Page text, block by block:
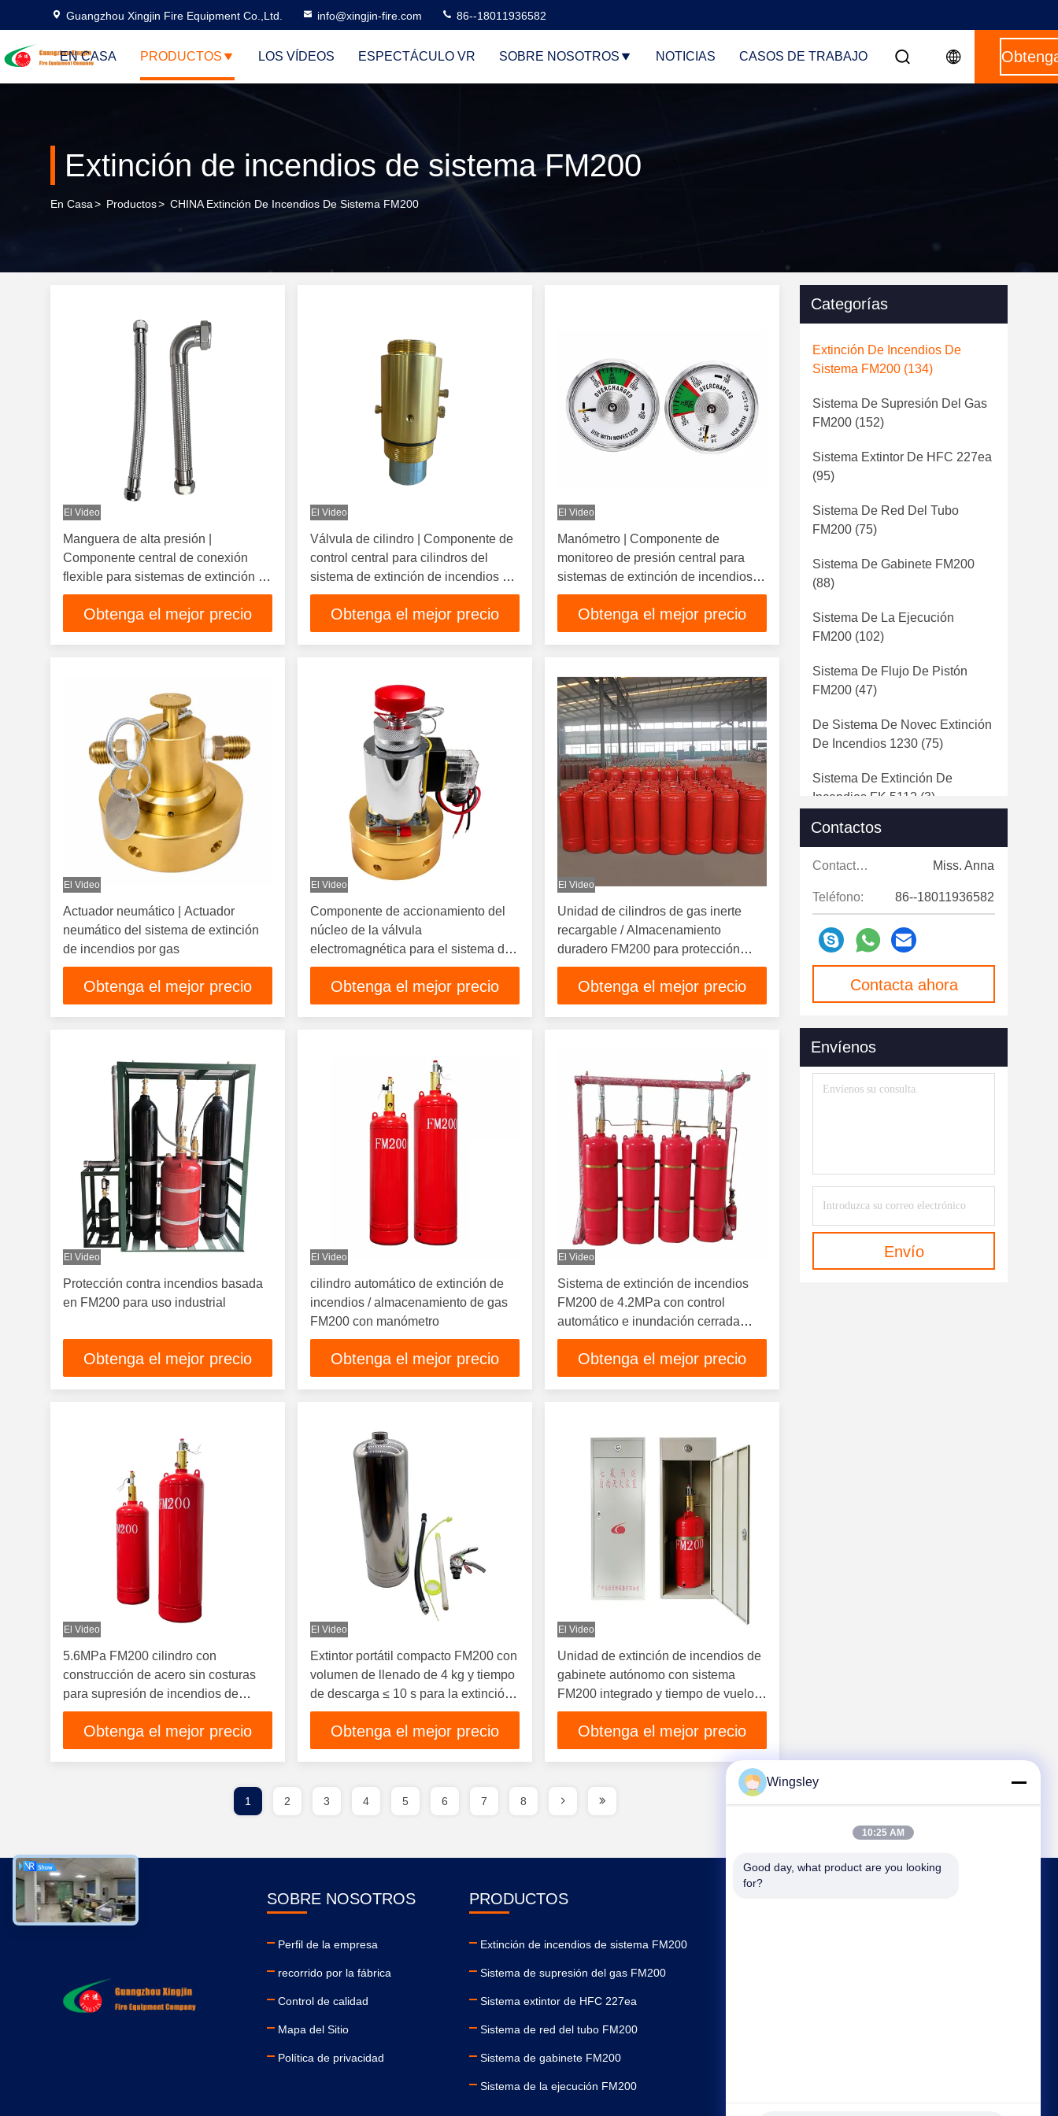
Guangzhou Xingjin Fire Equipment Co.,Ltd. info@xingjin-fire.com 86--18011936582
EN CASA PRODUCTOS LOS VÍDEOS ESPECTÁCULO VR SOBRE NOSOTROS NOTICIAS CASOS DE TRABAJO
Extinción de incendios de sistema FM200
En Casa> Productos> CHINA Extinción De Incendios De Sistema FM200
El Video
Manguera de alta presión |
Componente central de conexión
flexible para sistemas de extinción de
incendios por gas
Obtenga el mejor precio
El Video
Válvula de cilindro | Componente de
control central para cilindros del
sistema de extinción de incendios a
gas
Obtenga el mejor precio
El Video
Manómetro | Componente de
monitoreo de presión central para
sistemas de extinción de incendios
por gas
Obtenga el mejor precio
El Video
Actuador neumático | Actuador
neumático del sistema de extinción
de incendios por gas
Obtenga el mejor precio
El Video
Componente de accionamiento del
núcleo de la válvula
electromagnética para el sistema de
extinción de incendios por gas
Obtenga el mejor precio
El Video
Unidad de cilindros de gas inerte
recargable / Almacenamiento
duradero FM200 para protección
contra incendios
Obtenga el mejor precio
El Video
Protección contra incendios basada
en FM200 para uso industrial
Obtenga el mejor precio
El Video
cilindro automático de extinción de
incendios / almacenamiento de gas
FM200 con manómetro
Obtenga el mejor precio
El Video
Sistema de extinción de incendios
FM200 de 4.2MPa con control
automático e inundación cerrada
para una extinción eficaz de
incendios
Obtenga el mejor precio
El Video
5.6MPa FM200 cilindro con
construcción de acero sin costuras
para supresión de incendios de
descarga rápida
Obtenga el mejor precio
El Video
Extintor portátil compacto FM200 con
volumen de llenado de 4 kg y tiempo
de descarga ≤ 10 s para la extinción
rápida de incendios con agentes
limpios
Obtenga el mejor precio
El Video
Unidad de extinción de incendios de
gabinete autónomo con sistema
FM200 integrado y tiempo de vuelo
<10s para centros de datos
Obtenga el mejor precio
Categorías
Extinción De Incendios De
Sistema FM200 (134)
Sistema De Supresión Del Gas
FM200 (152)
Sistema Extintor De HFC 227ea
(95)
Sistema De Red Del Tubo
FM200 (75)
Sistema De Gabinete FM200
(88)
Sistema De La Ejecución
FM200 (102)
Sistema De Flujo De Pistón
FM200 (47)
De Sistema De Novec Extinción
De Incendios 1230 (75)
Sistema De Extinción De
Incendios FK 5112 (3)
De Sistema Del Gas Inerte
Extinción De Incendios(119)
De Incendios
(83)
Extinción De Incendios
Tubo De La Detección De
Unidad De Extinción De
Incendios De Bastidor(87)
FM200 Agentes De Limpieza
(90)
Contactos
Contactos: Miss. Anna
Teléfono: 86--18011936582
Contacta ahora
Envíenos
Envío
1 2 3 4 5 6 7 8
SOBRE NOSOTROS
Perfil de la empresa
recorrido por la fábrica
Control de calidad
Mapa del Sitio
Política de privacidad
PRODUCTOS
Extinción de incendios de sistema FM200
Sistema de supresión del gas FM200
Sistema extintor de HFC 227ea
Sistema de red del tubo FM200
Sistema de gabinete FM200
Sistema de la ejecución FM200
Wingsley
10:25 AM
Good day, what product are you looking
for?